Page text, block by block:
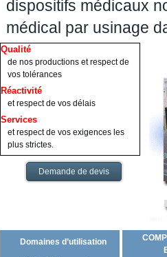
dispositifs médicaux
médical par usinage
Qualité
de nos productions et respect de
vos tolérances
Réactivité
et respect de vos délais
Services
et respect de vos exigences les
plus strictes.
Demande de devis
Domaines d’utilisation